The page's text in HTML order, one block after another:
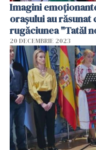
Imagini
orașului au
rugăciunea "Tatăl
20 DECEMBRIE 2023